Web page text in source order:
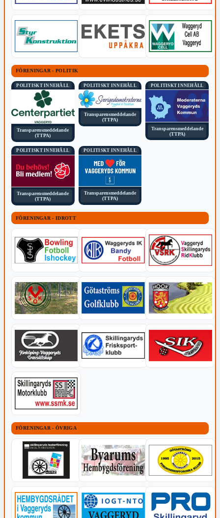
FÖRENINGAR - POLITIK
POLITISKT INNEHÅLL
Transparensmeddelande
(TTPA)
POLITISKT INNEHÅLL
Transparensmeddelande
(TTPA)
POLITISKT INNEHÅLL
Transparensmeddelande
(TTPA)
POLITISKT INNEHÅLL
Transparensmeddelande
(TTPA)
POLITISKT INNEHÅLL
Transparensmeddelande
(TTPA)
FÖRENINGAR - IDROTT
FÖRENINGAR - ÖVRIGA